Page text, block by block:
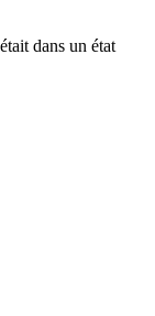
dans un état